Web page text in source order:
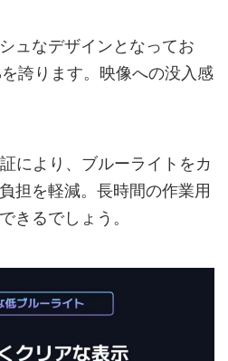
ュなデザインとなってお
を誇ります。映像への没入感
により、ブルーライトをカ
担を軽減。長時間の作業用
きるでしょう。